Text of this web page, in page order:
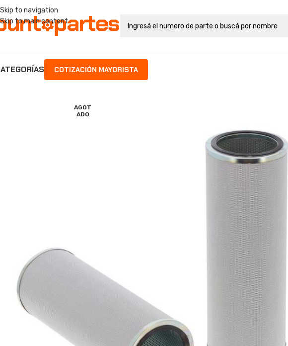
Skip to navigation
Skip to main content
COTIZACIÓN MAYORISTA
AGOT
ADO